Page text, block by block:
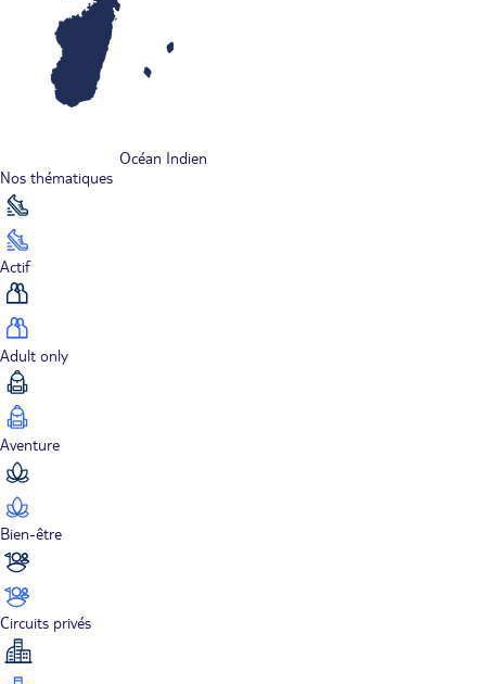
Océan Indien
Nos thématiques
Actif
Adult only
Aventure
Bien-être
Circuits privés